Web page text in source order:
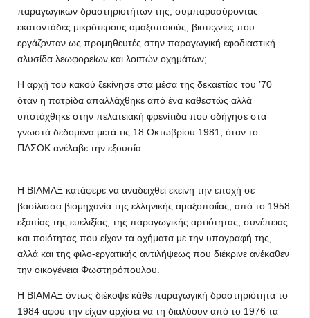
παραγωγικών δραστηριοτήτων της, συμπαρασύροντας
εκατοντάδες μικρότερους αμαξοποιούς, βιοτεχνίες που
εργάζονταν ως προμηθευτές στην παραγωγική εφοδιαστική
αλυσίδα λεωφορείων και λοιπών οχημάτων;
Η αρχή του κακού ξεκίνησε στα μέσα της δεκαετίας του ’70
όταν η πατρίδα απαλλάχθηκε από ένα καθεστώς αλλά
υποτάχθηκε στην πελατειακή φρενίτιδα που οδήγησε στα
γνωστά δεδομένα μετά τις 18 Οκτωβρίου 1981, όταν το
ΠΑΣΟΚ ανέλαβε την εξουσία.
Η ΒΙΑΜΑΞ κατάφερε να αναδειχθεί εκείνη την εποχή σε
βασίλισσα βιομηχανία της ελληνικής αμαξοποιΐας, από το 1958
εξαιτίας της ευελιξίας, της παραγωγικής αρτιότητας, συνέπειας
και ποιότητας που είχαν τα οχήματα με την υπογραφή της,
αλλά και της φιλο-εργατικής αντιλήψεως που διέκρινε ανέκαθεν
την οικογένεια Φωστηρόπουλου.
Η ΒΙΑΜΑΞ όντως διέκοψε κάθε παραγωγική δραστηριότητα το
1984 αφού την είχαν αρχίσει να τη διαλύουν από το 1976 τα